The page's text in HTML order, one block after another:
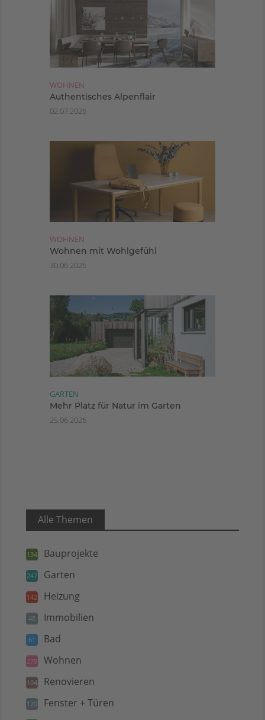
WOHNEN
Authentisches Alpenflair
02.07.2026
WOHNEN
Wohnen mit Wohlgefühl
30.06.2026
GARTEN
Mehr Platz für Natur im Garten
25.06.2026
Alle Themen
134 Bauprojekte
247 Garten
142 Heizung
48 Immobilien
61 Bad
279 Wohnen
104 Renovieren
120 Fenster + Türen